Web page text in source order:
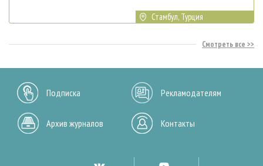
Стамбул, Турция
Смотреть все
Подписка Рекламодателям
Архив журналов Контакты